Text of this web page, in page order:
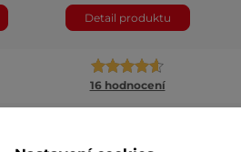
Detail produktu
16 hodnocení